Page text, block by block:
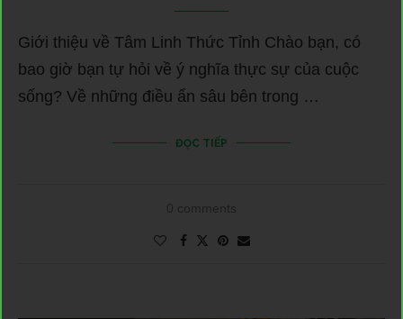
Giới thiệu về Tâm Linh Thức Tỉnh Chào bạn, có
bao giờ bạn tự hỏi về ý nghĩa thực sự của cuộc
sống? Về những điều ẩn sâu bên trong …
ĐỌC TIẾP
0 comments